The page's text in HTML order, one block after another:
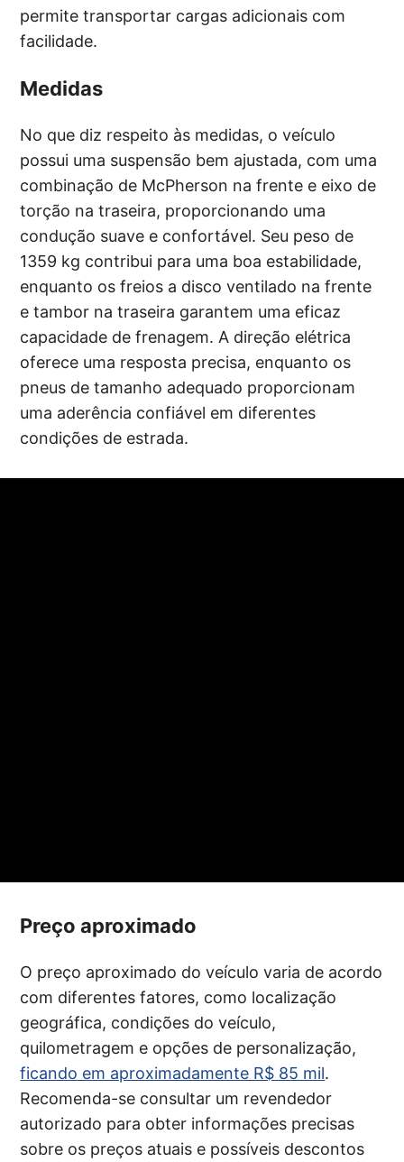
permite transportar cargas adicionais com
facilidade.
Medidas
No que diz respeito às medidas, o veículo
possui uma suspensão bem ajustada, com uma
combinação de McPherson na frente e eixo de
torção na traseira, proporcionando uma
condução suave e confortável. Seu peso de
1359 kg contribui para uma boa estabilidade,
enquanto os freios a disco ventilado na frente
e tambor na traseira garantem uma eficaz
capacidade de frenagem. A direção elétrica
oferece uma resposta precisa, enquanto os
pneus de tamanho adequado proporcionam
uma aderência confiável em diferentes
condições de estrada.
Preço aproximado
O preço aproximado do veículo varia de acordo
com diferentes fatores, como localização
geográfica, condições do veículo,
quilometragem e opções de personalização,
ficando em aproximadamente R$ 85 mil.
Recomenda-se consultar um revendedor
autorizado para obter informações precisas
sobre os preços atuais e possíveis descontos